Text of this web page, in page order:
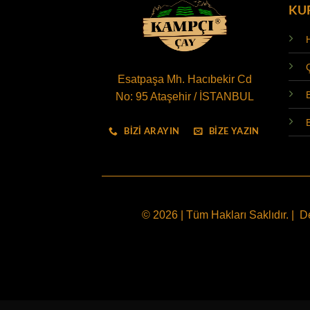
Esatpaşa Mh. Hacıbekir Cd
No: 95 Ataşehir / İSTANBUL
BİZİ ARAYIN BİZE YAZIN
© 2026 | Tüm Hakları Saklıdır. |